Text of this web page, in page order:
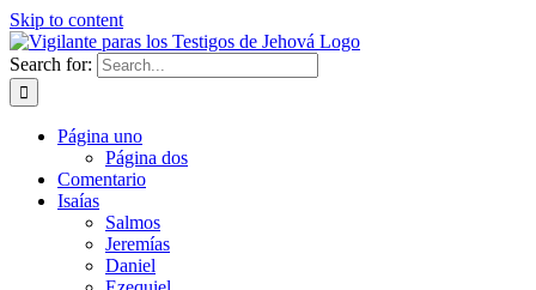
Skip to content
Search for:
Página uno
Página dos
Comentario
Isaías
Salmos
Jeremías
Daniel